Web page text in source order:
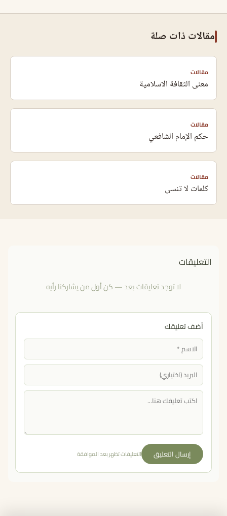
مقالات ذات صلة
مقالات
معنى الثقافة الاسلامية
مقالات
حكم الإمام الشافعي
مقالات
كلمات لا تنسى
التعليقات
لا توجد تعليقات بعد — كن أول من يشاركنا رأيه
أضف تعليقك
إرسال التعليق التعليقات تظهر بعد الموافقة